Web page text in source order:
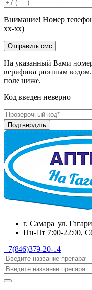
Внимание! Номер
хх-хх)
На указанный Вами
верификационным кодом.
поле ниже.
Код введен неверно
г. Самара, ул.
Пн-Пт 7:00-22:00,
+7(846)379-20-14